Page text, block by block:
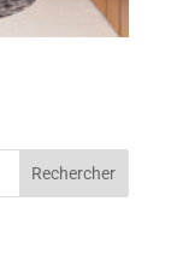
Rechercher